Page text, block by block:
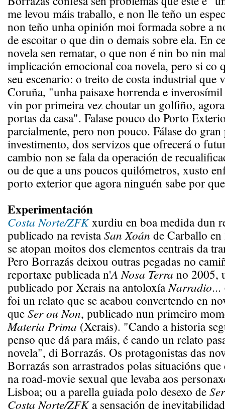
me levou máis traballo, e non lle teño un
non teño unha opinión moi formada sobre a
de escoitar o que din o demais sobre ela. En
novela sen rematar, o que non é nin bo nin
implicación emocional coa novela, pero si co
seu escenario: o treito de costa industrial que
Coruña, "unha paisaxe horrenda e
vin por primeira vez choutar un golfiño,
portas da casa". Falase pouco do Porto
parcialmente, pero non pouco. Fálase do
investimento, dos servizos que ofrecerá o
cambio non se fala da operación de
ou de que a uns poucos quilómetros, xusto
porto exterior que agora ninguén sabe por
Experimentación
Costa Norte/ZFKxurdiu en boa medida dun
publicado na revistaSan Xoán de Carballo
se atopan moitos dos elementos centrais da
Pero Borrazás deixou outras pegadas no
reportaxe publicada n'A Nosa Terra no 2005,
publicado por Xerais na antoloxíaNarradio...
foi un relato que se acabou convertendo en
queSer ou Non, publicado nun primeiro
Materia Prima (Xerais). "Cando a historia
penso que dá para máis, é cando un relato
novela", di Borrazás. Os protagonistas das
Borrazás son arrastrados polas situacións
na road-movie sexual que levaba aos
Lisboa; ou a parella guiada polo desexo de
Costa Norte/ZFKa sensación de